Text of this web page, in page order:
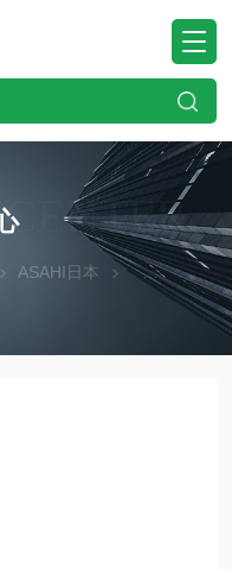
ASAHI日本 热门现货-北